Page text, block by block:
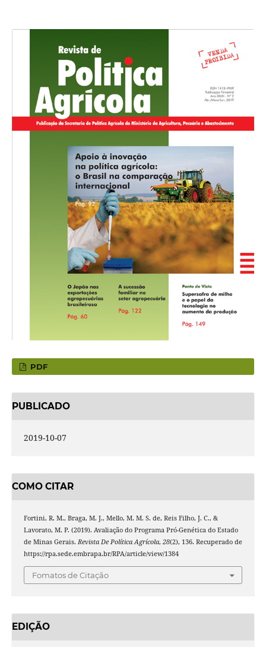
PDF
PUBLICADO
2019-10-07
COMO CITAR
Fortini, R. M., Braga, M. J., Mello, M. M. S. de, Reis Filho, J. C., &
Lavorato, M. P. (2019). Avaliação do Programa Pró-Genética do Estado
de Minas Gerais. Revista De Política Agrícola, 28(2), 136. Recuperado de
https://rpa.sede.embrapa.br/RPA/article/view/1384
Fomatos de Citação
EDIÇÃO